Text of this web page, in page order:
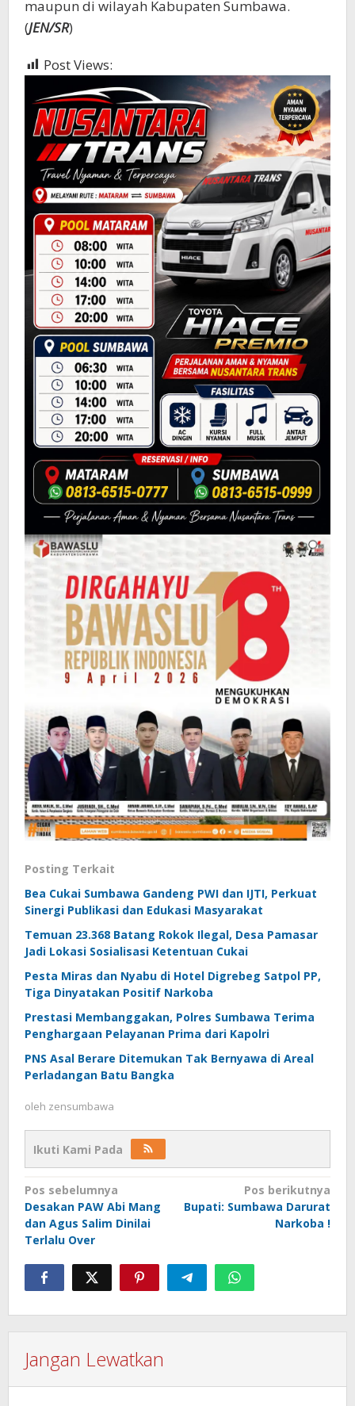
maupun di wilayah Kabupaten Sumbawa.
(JEN/SR)
Post Views:
Posting Terkait
Bea Cukai Sumbawa Gandeng PWI dan IJTI, Perkuat
Sinergi Publikasi dan Edukasi Masyarakat
Temuan 23.368 Batang Rokok Ilegal, Desa Pamasar
Jadi Lokasi Sosialisasi Ketentuan Cukai
Pesta Miras dan Nyabu di Hotel Digrebeg Satpol PP,
Tiga Dinyatakan Positif Narkoba
Prestasi Membanggakan, Polres Sumbawa Terima
Penghargaan Pelayanan Prima dari Kapolri
PNS Asal Berare Ditemukan Tak Bernyawa di Areal
Perladangan Batu Bangka
oleh zensumbawa
Ikuti Kami Pada
Navigasi
pos
Pos sebelumnya
Desakan PAW Abi Mang
dan Agus Salim Dinilai
Terlalu Over
Pos berikutnya
Bupati: Sumbawa Darurat
Narkoba !
Jangan Lewatkan